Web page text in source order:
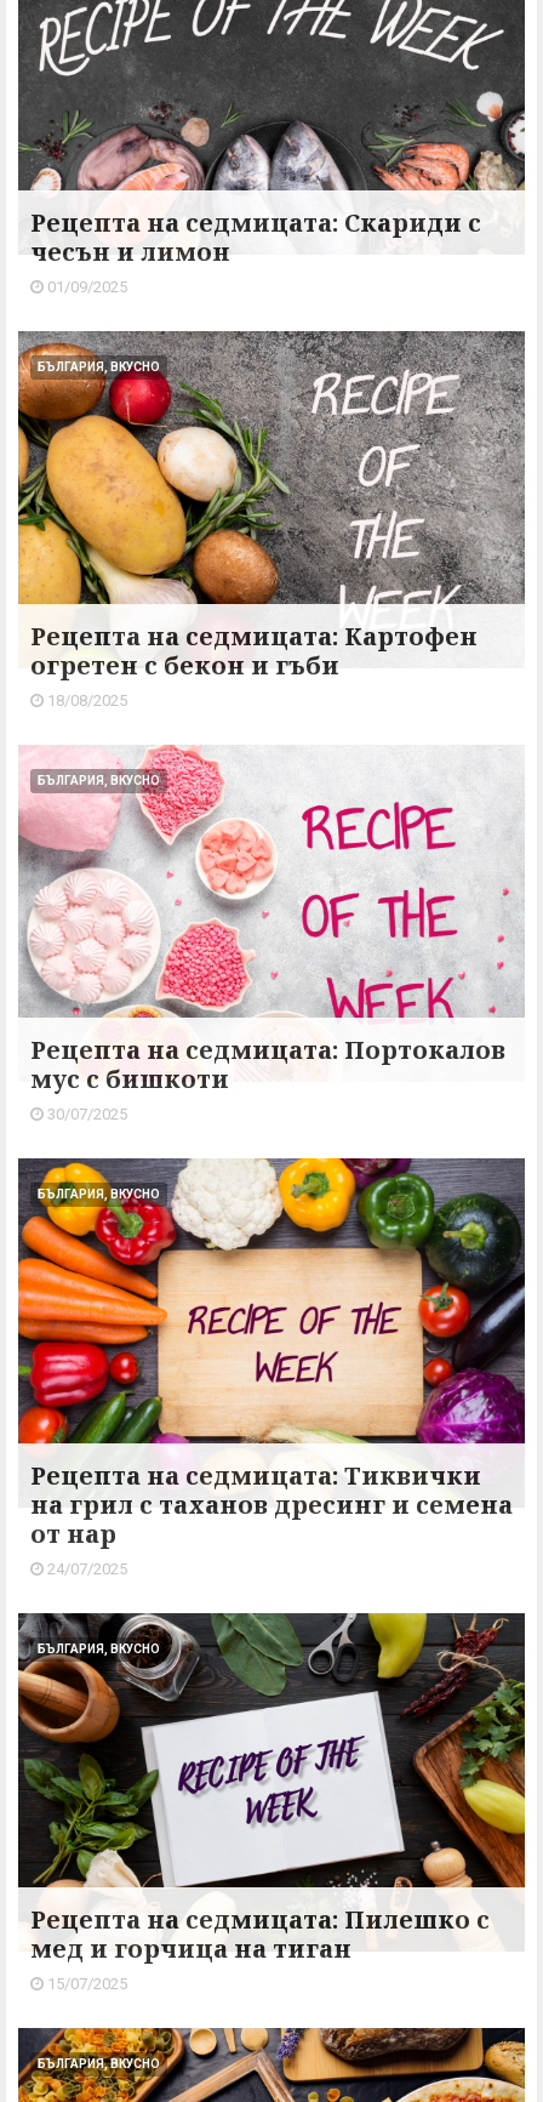
Рецепта на седмицата: Скариди с
чесън и лимон
01/09/2025
БЪЛГАРИЯ, ВКУСНО
Рецепта на седмицата: Картофен
огретен с бекон и гъби
18/08/2025
БЪЛГАРИЯ, ВКУСНО
Рецепта на седмицата: Портокалов
мус с бишкоти
30/07/2025
БЪЛГАРИЯ, ВКУСНО
Рецепта на седмицата: Тиквички
на грил с таханов дресинг и семена
от нар
24/07/2025
БЪЛГАРИЯ, ВКУСНО
Рецепта на седмицата: Пилешко с
мед и горчица на тиган
15/07/2025
БЪЛГАРИЯ, ВКУСНО